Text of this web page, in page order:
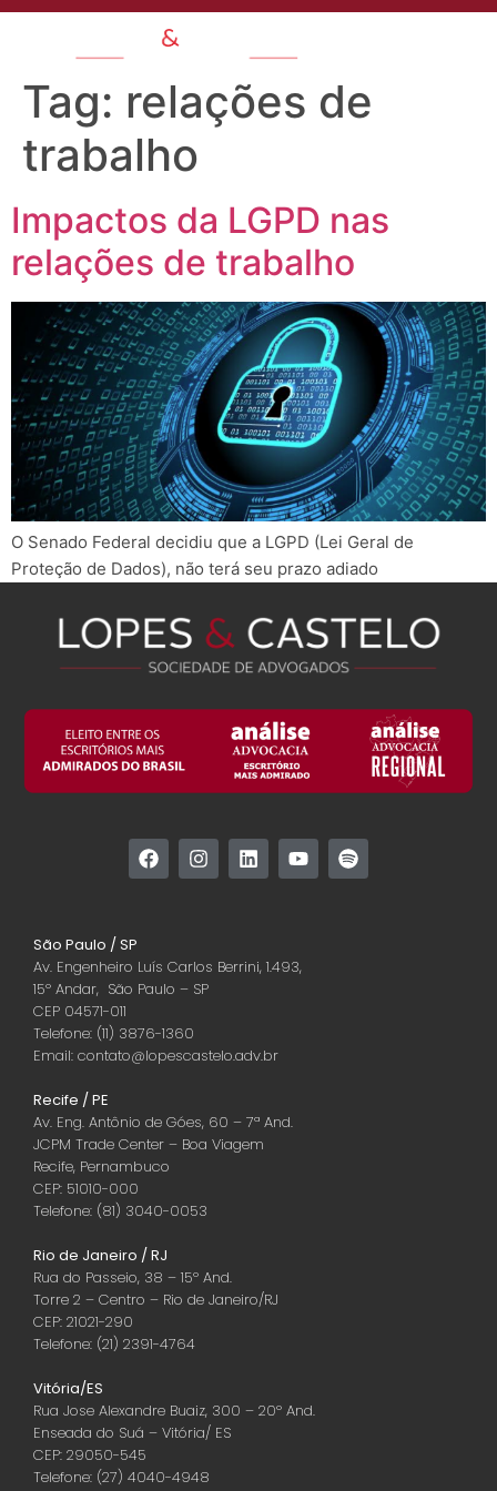
Tag: relações de
trabalho
Impactos da LGPD nas
relações de trabalho
O Senado Federal decidiu que a LGPD (Lei Geral de
Proteção de Dados), não terá seu prazo adiado
São Paulo / SP
Av. Engenheiro Luís Carlos Berrini, 1.493,
15º Andar, São Paulo – SP
CEP 04571-011
Telefone: (11) 3876-1360
Email: contato@lopescastelo.adv.br
Recife / PE
Av. Eng. Antônio de Góes, 60 – 7ª And.
JCPM Trade Center – Boa Viagem
Recife, Pernambuco
CEP: 51010-000
Telefone: (81) 3040-0053
Rio de Janeiro / RJ
Rua do Passeio, 38 – 15º And.
Torre 2 – Centro – Rio de Janeiro/RJ
CEP: 21021-290
Telefone: (21) 2391-4764
Vitória/ES
Rua Jose Alexandre Buaiz, 300 – 20º And.
Enseada do Suá – Vitória/ ES
CEP: 29050-545
Telefone: (27) 4040-4948